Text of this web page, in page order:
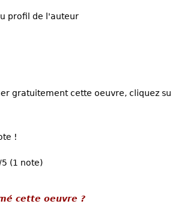
profil de l'auteur
gratuitement cette oeuvre, cliquez
!
(1 note)
cette oeuvre ?